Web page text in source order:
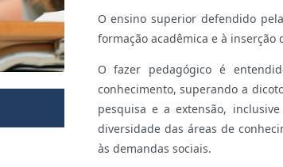
O ensino superior defendido
formação acadêmica e à
O fazer pedagógico é
conhecimento, superando a
pesquisa e a extensão,
diversidade das áreas de
às demandas sociais.